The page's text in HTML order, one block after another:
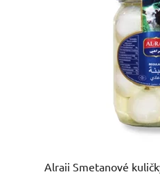
Alraii Smetanové